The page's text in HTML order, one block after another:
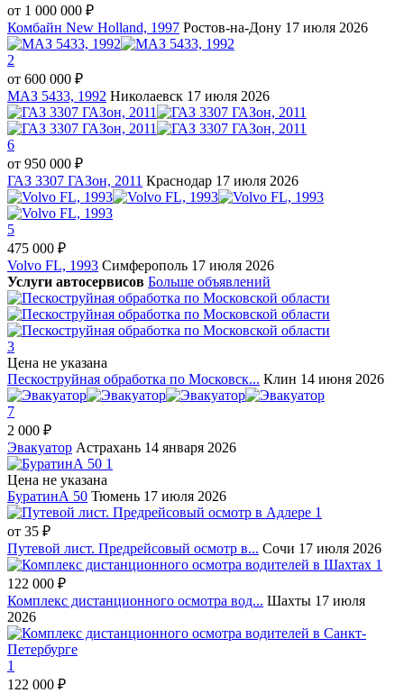
от 1 000 000 ₽
Комбайн New Holland, 1997 Ростов-на-Дону 17 июля 2026
2
от 600 000 ₽
МАЗ 5433, 1992 Николаевск 17 июля 2026
6
от 950 000 ₽
ГАЗ 3307 ГАЗон, 2011 Краснодар 17 июля 2026
5
475 000 ₽
Volvo FL, 1993 Симферополь 17 июля 2026
Услуги автосервисов Больше объявлений
3
Цена не указана
Пескоструйная обработка по Московск... Клин 14 июня 2026
7
2 000 ₽
Эвакуатор Астрахань 14 января 2026
1
Цена не указана
БуратинА 50 Тюмень 17 июля 2026
1
от 35 ₽
Путевой лист. Предрейсовый осмотр в... Сочи 17 июля 2026
1
122 000 ₽
Комплекс дистанционного осмотра вод... Шахты 17 июля
2026
1
122 000 ₽